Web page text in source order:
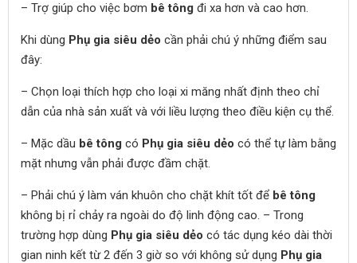
– Trợ giúp cho việc bơm bê tông đi xa hơn và cao hơn.
Khi dùng Phụ gia siêu dẻo cần phải chú ý những điểm sau
đây:
– Chọn loại thích hợp cho loại xi măng nhất định theo chỉ
dẫn của nhà sản xuất và với liều lượng theo điều kiện cụ thể.
– Mặc dầu bê tông có Phụ gia siêu dẻo có thể tự làm bằng
mặt nhưng vẫn phải được đầm chặt.
– Phải chú ý làm ván khuôn cho chặt khít tốt để bê tông
không bị rỉ chảy ra ngoài do độ linh động cao. – Trong
trường hợp dùng Phụ gia siêu dẻo có tác dụng kéo dài thời
gian ninh kết từ 2 đến 3 giờ so với không sử dụng Phụ gia